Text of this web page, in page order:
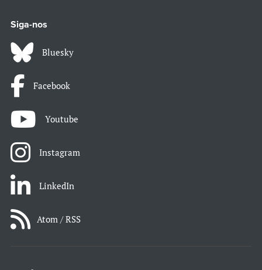
Siga-nos
Bluesky
Facebook
Youtube
Instagram
LinkedIn
Atom / RSS